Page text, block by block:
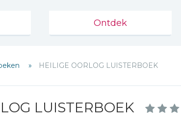
2026
Ontdek
HEILIGE OORLOG LUISTERBOEK
LUISTERBOEK